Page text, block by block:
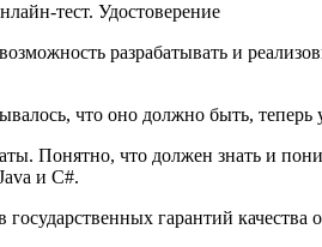
тест. Удостоверение
разрабатывать и
что оно должно быть, теперь
Понятно, что должен знать и
и С#.
гарантий качества